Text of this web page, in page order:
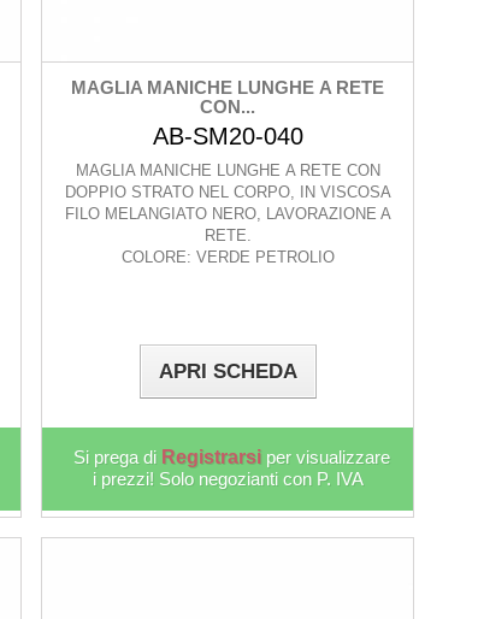
MAGLIA MANICHE LUNGHE A RETE
CON...
AB-SM20-040
MAGLIA MANICHE LUNGHE A RETE CON
DOPPIO STRATO NEL CORPO, IN VISCOSA
FILO MELANGIATO NERO, LAVORAZIONE A
RETE.
COLORE: VERDE PETROLIO
APRI SCHEDA
Si prega di Registrarsi per visualizzare
i prezzi! Solo negozianti con P. IVA